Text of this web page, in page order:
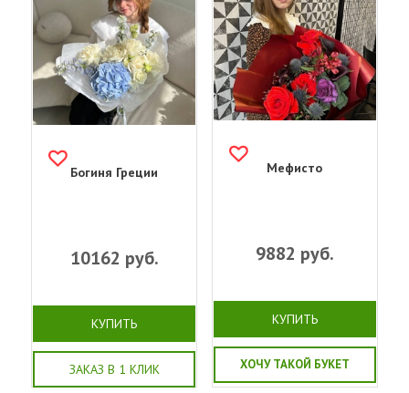
Богиня Греции
10162 руб.
КУПИТЬ
ЗАКАЗ В 1 КЛИК
Мефисто
9882 руб.
КУПИТЬ
ХОЧУ ТАКОЙ БУКЕТ